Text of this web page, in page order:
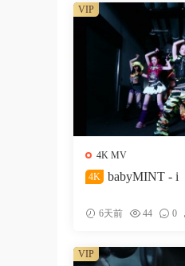
4K MV
4K
babyMINT - i
6天前 44 0
VIP
VIP